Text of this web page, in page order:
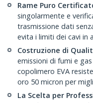
Rame Puro
singolarmente e
trasmissione dati
evita i limiti dei cavi in
Costruzione di
emissioni di fumi e
copolimero EVA
oro 50 micron per
La Scelta per